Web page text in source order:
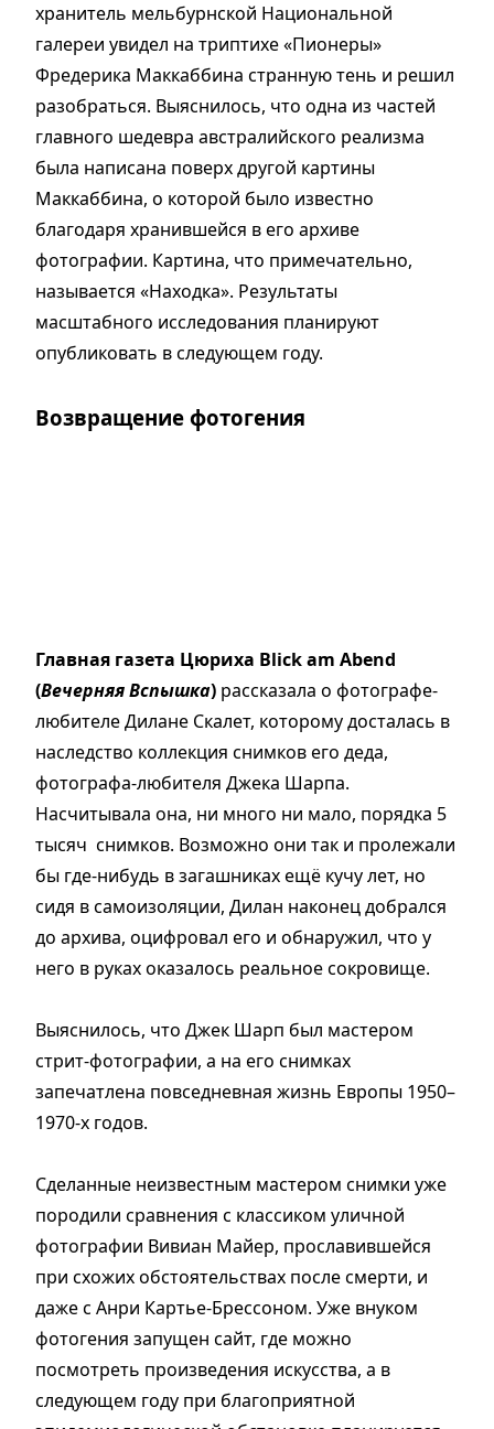
хранитель мельбурнской Национальной
галереи увидел на триптихе «Пионеры»
Фредерика Маккаббина странную тень и решил
разобраться. Выяснилось, что одна из частей
главного шедевра австралийского реализма
была написана поверх другой картины
Маккаббина, о которой было известно
благодаря хранившейся в его архиве
фотографии. Картина, что примечательно,
называется «Находка». Результаты
масштабного исследования планируют
опубликовать в следующем году.
Возвращение фотогения
Главная газета Цюриха Blick am Abend
(Вечерняя Вспышка) рассказала о фотографе-
любителе Дилане Скалет, которому досталась в
наследство коллекция снимков его деда,
фотографа-любителя Джека Шарпа.
Насчитывала она, ни много ни мало, порядка 5
тысяч снимков. Возможно они так и пролежали
бы где-нибудь в загашниках ещё кучу лет, но
сидя в самоизоляции, Дилан наконец добрался
до архива, оцифровал его и обнаружил, что у
него в руках оказалось реальное сокровище.
Выяснилось, что Джек Шарп был мастером
стрит-фотографии, а на его снимках
запечатлена повседневная жизнь Европы 1950–
1970-х годов.
Сделанные неизвестным мастером снимки уже
породили сравнения с классиком уличной
фотографии Вивиан Майер, прославившейся
при схожих обстоятельствах после смерти, и
даже с Анри Картье-Брессоном. Уже внуком
фотогения запущен сайт, где можно
посмотреть произведения искусства, а в
следующем году при благоприятной